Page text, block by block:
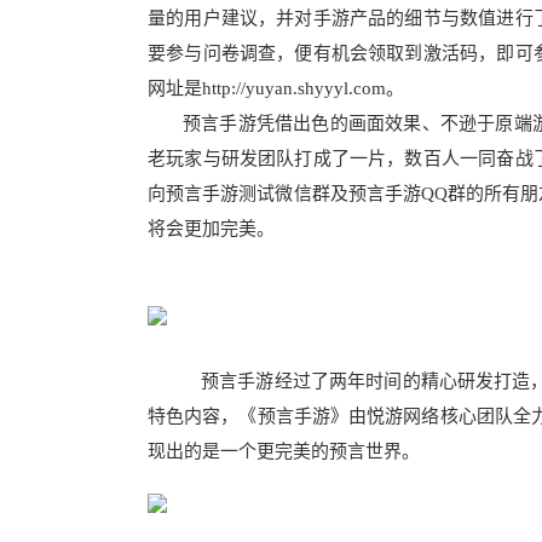
量的用户建议，并对手游产品的细节与数值进
要参与问卷调查，便有机会领取到激活码，即
网址是http://yuyan.shyyyl.com。
预言手游凭借出色的画面效果、不逊于原端
老玩家与研发团队打成了一片，数百人一同奋
向预言手游测试微信群及预言手游QQ群的所有
将会更加完美。
预言手游经过了两年时间的精心研发打造
特色内容，《预言手游》由悦游网络核心团队
现出的是一个更完美的预言世界。